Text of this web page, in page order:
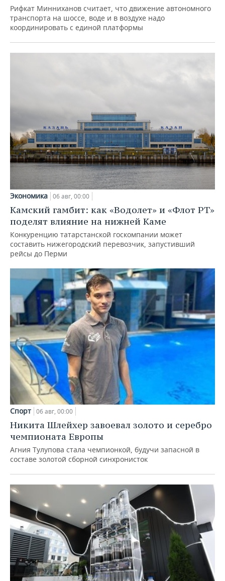
Рифкат Минниханов считает, что движение автономного
транспорта на шоссе, воде и в воздухе надо
координировать с единой платформы
Экономика 06 авг, 00:00
Камский гамбит: как «Водолет» и «Флот РТ»
поделят влияние на нижней Каме
Конкуренцию татарстанской госкомпании может
составить нижегородский перевозчик, запустивший
рейсы до Перми
Спорт 06 авг, 00:00
Никита Шлейхер завоевал золото и серебро
чемпионата Европы
Агния Тулупова стала чемпионкой, будучи запасной в
составе золотой сборной синхронисток